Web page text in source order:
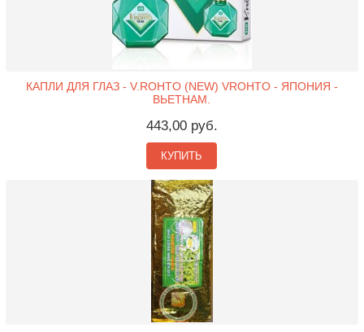
КАПЛИ ДЛЯ ГЛАЗ - V.ROHTO (NEW) VROHTO - ЯПОНИЯ -
ВЬЕТНАМ.
443,00 руб.
КУПИТЬ